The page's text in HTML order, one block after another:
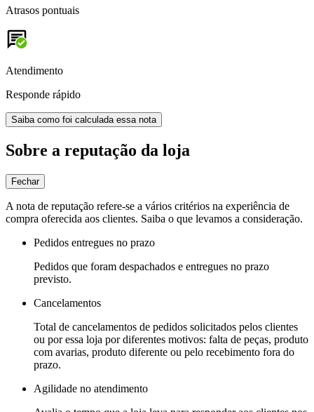
Atrasos pontuais
Atendimento
Responde rápido
Saiba como foi calculada essa nota
Sobre a reputação da loja
Fechar
A nota de reputação refere-se a vários critérios na experiência de
compra oferecida aos clientes. Saiba o que levamos a consideração.
Pedidos entregues no prazo
Pedidos que foram despachados e entregues no prazo
previsto.
Cancelamentos
Total de cancelamentos de pedidos solicitados pelos clientes
ou por essa loja por diferentes motivos: falta de peças, produto
com avarias, produto diferente ou pelo recebimento fora do
prazo.
Agilidade no atendimento